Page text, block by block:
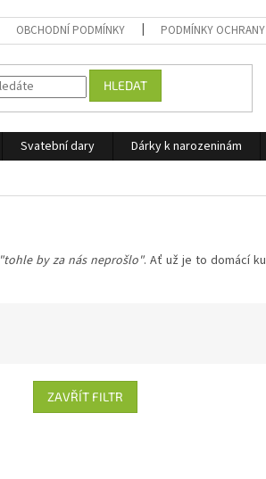
OBCHODNÍ PODMÍNKY PODMÍNKY OCHRANY
HLEDAT
Svatební dary Dárky k narozeninám
"tohle by za nás neprošlo". Ať už je to domácí
ZAVŘÍT FILTR